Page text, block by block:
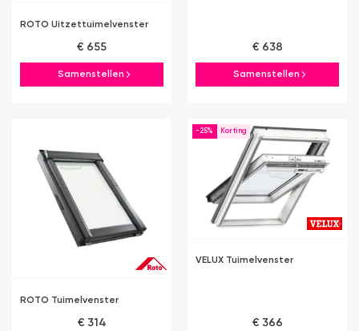
ROTO Uitzettuimelvenster
€ 655
Samenstellen
€ 638
Samenstellen
ROTO Tuimelvenster
€ 314
-25%
VELUX Tuimelvenster
€ 366